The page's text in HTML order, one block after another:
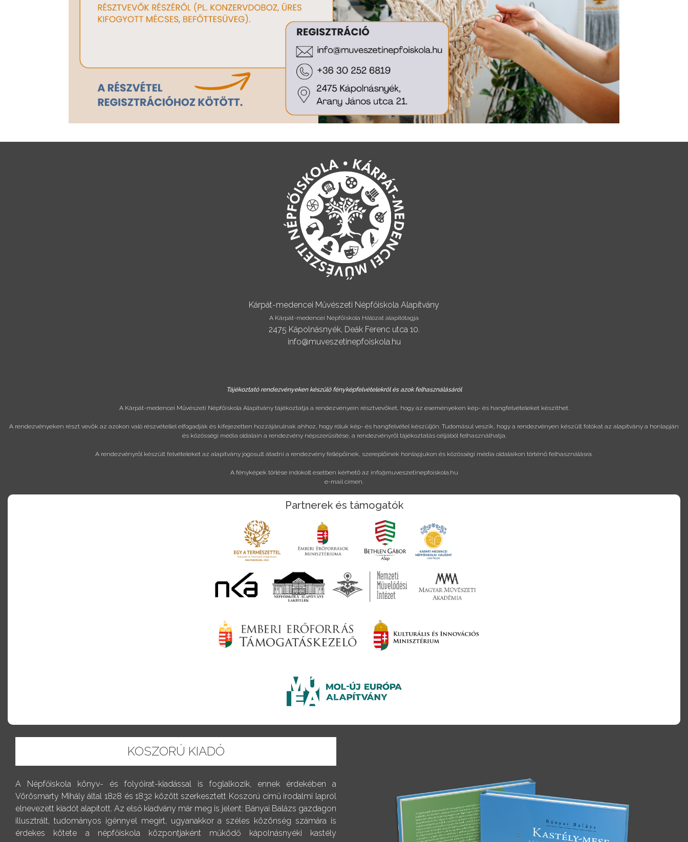
Kárpát-medencei Művészeti Népfőiskola Alapítvány
A Kárpát-medencei Népfőiskola Hálózat alapítótagja
2475 Kápolnásnyék, Deák Ferenc utca 10.
info@muveszetinepfoiskola.hu
Tájékoztató rendezvényeken készülő fényképfelvételekről és azok felhasználásáról
A Kárpát-medencei Művészeti Népfőiskola Alapítvány tájékoztatja a rendezvényein résztvevőket, hogy az eseményeken kép- és hangfelvételeket készíthet.
A rendezvényeken részt vevők az azokon való részvétellel elfogadják és kifejezetten hozzájárulnak ahhoz, hogy róluk kép- és hangfelvétel készüljön. Tudomásul veszik, hogy a rendezvényen készült fotókat az alapítvány a honlapján
és közösségi média oldalain a rendezvény népszerűsítése, a rendezvényről tájékoztatás céljából felhasználhatja.
A rendezvényről készült felvételeket az alapítvány jogosult átadni a rendezvény fellépőinek, szereplőinek honlapjukon és közösségi média oldalaikon történő felhasználásra.
A fényképek törlése indokolt esetben kérhető az info@muveszetinepfoiskola.hu
e-mail címen.
Partnerek és támogatók
KOSZORÚ KIADÓ
A Népfőiskola könyv- és folyóirat-kiadással is foglalkozik, ennek érdekében a
Vörösmarty Mihály által 1828 és 1832 között szerkesztett Koszorú című irodalmi lapról
elnevezett kiadót alapított. Az első kiadvány már meg is jelent: Bányai Balázs gazdagon
illusztrált, tudományos igénnyel megírt, ugyanakkor a széles közönség számára is
érdekes kötete a népfőiskola központjaként működő kápolnásnyéki kastély